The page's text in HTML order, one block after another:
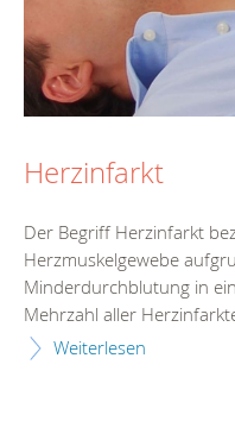
Herzinfarkt
Der Begriff Herzinfarkt
Herzmuskelgewebe
Minderdurchblutung in
Mehrzahl aller
Weiterlesen